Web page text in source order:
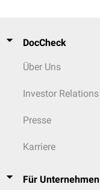
DocCheck
Über Uns
Investor Relations
Presse
Karriere
Für Unternehmen